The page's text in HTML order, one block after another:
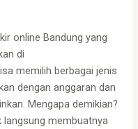
online Bandung yang
di
memilih berbagai jenis
dengan anggaran dan
Mengapa demikian?
langsung membuatnya